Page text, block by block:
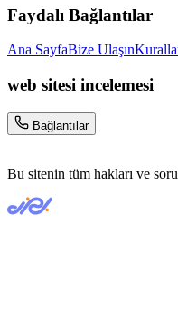
Faydalı Bağlantılar
Ana SayfaBize Ulaşın
web sitesi incelemesi
Bağlantılar
Bu sitenin tüm hakları ve